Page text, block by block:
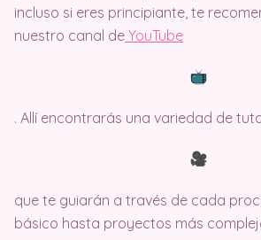
incluso si eres principiante, te
nuestro canal de YouTube
. Allí encontrarás una variedad de
que te guiarán a través de cada
básico hasta proyectos más